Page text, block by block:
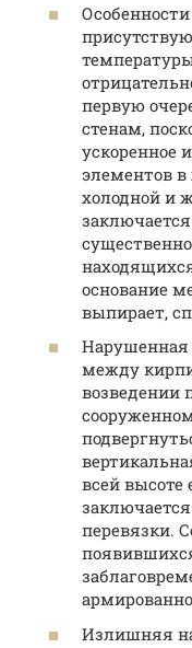
первую
стенам,
ускоренное
элементов
холодной и
основание
выпирает,
Нарушенная
между
возведении
всей высоте
перевязки.
Излишняя